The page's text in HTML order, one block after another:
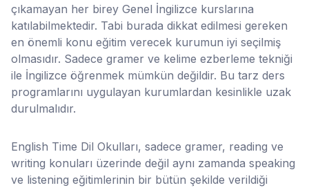
çıkamayan her birey Genel İngilizce kurslarına
katılabilmektedir. Tabi burada dikkat edilmesi gereken
en önemli konu eğitim verecek kurumun iyi seçilmiş
olmasıdır. Sadece gramer ve kelime ezberleme tekniği
ile İngilizce öğrenmek mümkün değildir. Bu tarz ders
programlarını uygulayan kurumlardan kesinlikle uzak
durulmalıdır.
English Time Dil Okulları, sadece gramer, reading ve
writing konuları üzerinde değil aynı zamanda speaking
ve listening eğitimlerinin bir bütün şekilde verildiği